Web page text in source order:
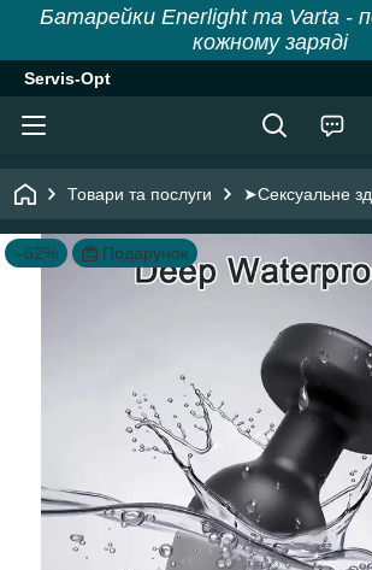
Батарейки Enerlight та Varta -
кожному заряді
Servis-Opt
Товари та послуги ➤Сексуальне
–52% Подарунок